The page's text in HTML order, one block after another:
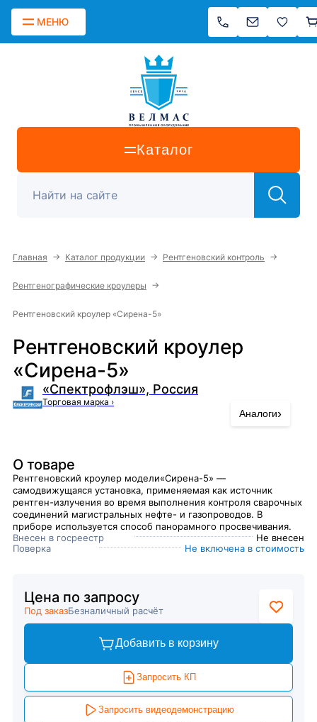
МЕНЮ
Каталог
Главная → Каталог продукции → Рентгеновский контроль →
Рентгенографические кроулеры →
Рентгеновский кроулер «Сирена-5»
Рентгеновский кроулер
«Сирена-5»
«Спектрофлэш», Россия
Торговая марка ›
Аналоги›
О товаре
Рентгеновский кроулер модели«Сирена-5» —
самодвижущаяся установка, применяемая как источник
рентген-излучения во время выполнения контроля сварочных
соединений магистральных нефте- и газопроводов. В
приборе используется способ панорамного просвечивания.
Внесен в госреестр
Не внесен
Поверка
Не включена в стоимость
Цена по запросу
Под заказБезналичный расчёт
Добавить в корзину
Запросить КП
Запросить видеодемонстрацию